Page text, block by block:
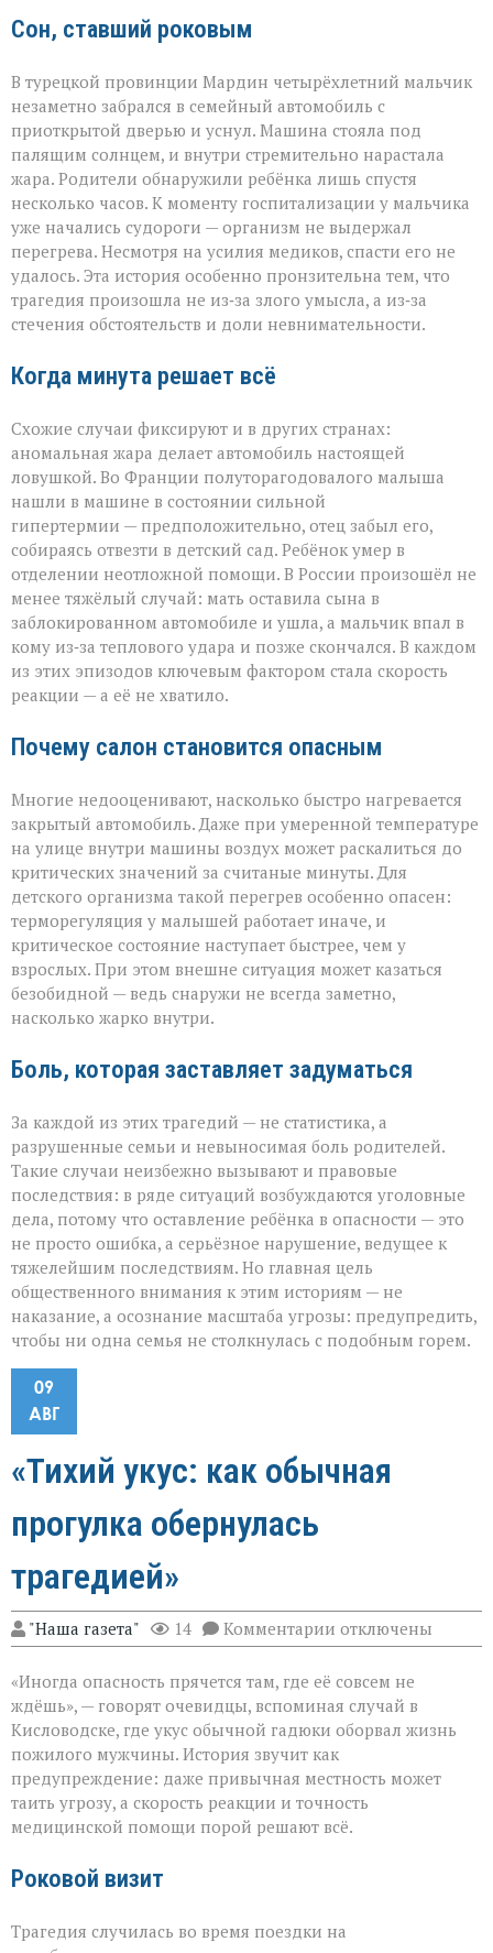
Сон, ставший роковым
В турецкой провинции Мардин четырёхлетний мальчик
незаметно забрался в семейный автомобиль с
приоткрытой дверью и уснул. Машина стояла под
палящим солнцем, и внутри стремительно нарастала
жара. Родители обнаружили ребёнка лишь спустя
несколько часов. К моменту госпитализации у мальчика
уже начались судороги — организм не выдержал
перегрева. Несмотря на усилия медиков, спасти его не
удалось. Эта история особенно пронзительна тем, что
трагедия произошла не из‑за злого умысла, а из‑за
стечения обстоятельств и доли невнимательности.
Когда минута решает всё
Схожие случаи фиксируют и в других странах:
аномальная жара делает автомобиль настоящей
ловушкой. Во Франции полуторагодовалого малыша
нашли в машине в состоянии сильной
гипертермии — предположительно, отец забыл его,
собираясь отвезти в детский сад. Ребёнок умер в
отделении неотложной помощи. В России произошёл не
менее тяжёлый случай: мать оставила сына в
заблокированном автомобиле и ушла, а мальчик впал в
кому из‑за теплового удара и позже скончался. В каждом
из этих эпизодов ключевым фактором стала скорость
реакции — а её не хватило.
Почему салон становится опасным
Многие недооценивают, насколько быстро нагревается
закрытый автомобиль. Даже при умеренной температуре
на улице внутри машины воздух может раскалиться до
критических значений за считаные минуты. Для
детского организма такой перегрев особенно опасен:
терморегуляция у малышей работает иначе, и
критическое состояние наступает быстрее, чем у
взрослых. При этом внешне ситуация может казаться
безобидной — ведь снаружи не всегда заметно,
насколько жарко внутри.
Боль, которая заставляет задуматься
За каждой из этих трагедий — не статистика, а
разрушенные семьи и невыносимая боль родителей.
Такие случаи неизбежно вызывают и правовые
последствия: в ряде ситуаций возбуждаются уголовные
дела, потому что оставление ребёнка в опасности — это
не просто ошибка, а серьёзное нарушение, ведущее к
тяжелейшим последствиям. Но главная цель
общественного внимания к этим историям — не
наказание, а осознание масштаба угрозы: предупредить,
чтобы ни одна семья не столкнулась с подобным горем.
09
АВГ
«Тихий укус: как обычная
прогулка обернулась
трагедией»
"Наша газета" 14 Комментарии к
записи
укус:
как
обычная
прогулка
обернулась
трагедией»
отключены
«Иногда опасность прячется там, где её совсем не
ждёшь», — говорят очевидцы, вспоминая случай в
Кисловодске, где укус обычной гадюки оборвал жизнь
пожилого мужчины. История звучит как
предупреждение: даже привычная местность может
таить угрозу, а скорость реакции и точность
медицинской помощи порой решают всё.
Роковой визит
Трагедия случилась во время поездки на